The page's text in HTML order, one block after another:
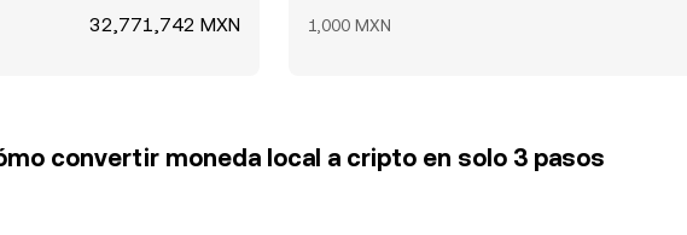
32,771,742 MXN 1,000 MXN
convertir moneda local a cripto en solo 3 pasos